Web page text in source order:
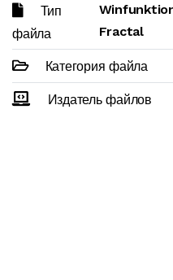
Тип
файла
Fractal
Категория файла
Издатель файлов